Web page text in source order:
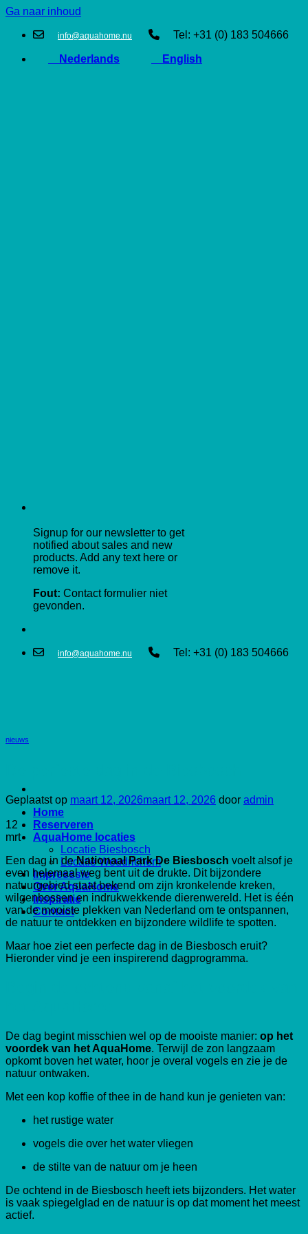
Ga naar inhoud
info@aquahome.nu Tel: +31 (0) 183 504666
Nederlands English
Signup for our newsletter to get
notified about sales and new
products. Add any text here or
remove it.
Fout: Contact formulier niet
gevonden.
info@aquahome.nu Tel: +31 (0) 183 504666
Home
Reserveren
AquaHome locaties
Locatie Biesbosch
Locatie Woudrichem
Impresssie
Over AquaHome
Inspiratie
Contact
nieuws
Geplaatst op maart 12, 2026maart 12, 2026 door admin
12
mrt
Een dag in deNationaal Park De Biesbosch voelt alsof je
even helemaal weg bent uit de drukte. Dit bijzondere
natuurgebied staat bekend om zijn kronkelende kreken,
wilgenbossen en indrukwekkende dierenwereld. Het is één
van de mooiste plekken van Nederland om te ontspannen,
de natuur te ontdekken en bijzondere wildlife te spotten.
Maar hoe ziet een perfecte dag in de Biesbosch eruit?
Hieronder vind je een inspirerend dagprogramma.
De dag begint misschien wel op de mooiste manier: op het
voordek van het AquaHome. Terwijl de zon langzaam
opkomt boven het water, hoor je overal vogels en zie je de
natuur ontwaken.
Met een kop koffie of thee in de hand kun je genieten van:
het rustige water
vogels die over het water vliegen
de stilte van de natuur om je heen
De ochtend in de Biesbosch heeft iets bijzonders. Het water
is vaak spiegelglad en de natuur is op dat moment het meest
actief.